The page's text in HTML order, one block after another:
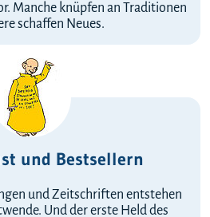
Manche knüpfen an Traditionen
schaffen Neues.
und Bestsellern
und Zeitschriften entstehen
Und der erste Held des